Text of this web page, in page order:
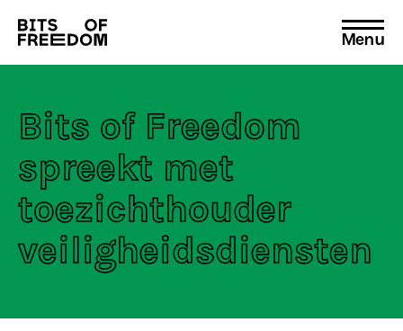
Search
for:
Menu
Bits of Freedom
spreekt met
toezichthouder
veiligheidsdiensten